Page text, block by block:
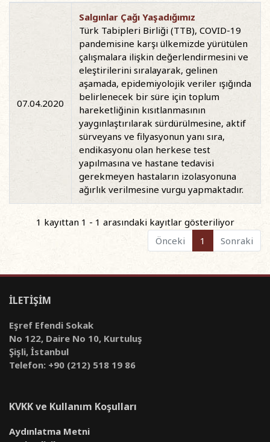
07.04.2020
Salgınlar Çağı Yaşadığımız
Türk Tabipleri Birliği (TTB), COVID-19
pandemisine karşı ülkemizde yürütülen
çalışmalara ilişkin değerlendirmesini ve
eleştirilerini sıralayarak, gelinen
aşamada, epidemiyolojik veriler ışığında
belirlenecek bir süre için toplum
hareketliğinin kısıtlanmasının
yaygınlaştırılarak sürdürülmesine, aktif
sürveyans ve filyasyonun yanı sıra,
endikasyonu olan herkese test
yapılmasına ve hastane tedavisi
gerekmeyen hastaların izolasyonuna
ağırlık verilmesine vurgu yapmaktadır.
1 kayıttan 1 - 1 arasındaki kayıtlar gösteriliyor
Önceki
1 Sonraki
İLETİŞİM
Eşref Efendi Sokak
No 122, Daire No 10, Kurtuluş
Şişli, İstanbul
Telefon: +90 (212) 518 19 86
KVKK ve Kullanım Koşulları
Aydınlatma Metni